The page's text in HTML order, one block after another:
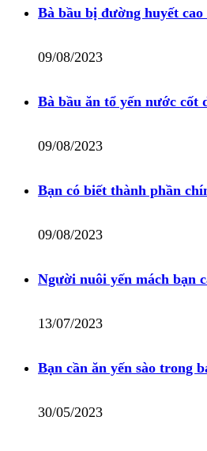
Bà bầu bị đường huyết cao
09/08/2023
Bà bầu ăn tổ yến nước cốt
09/08/2023
Bạn có biết thành phần
09/08/2023
Người nuôi yến mách bạn
13/07/2023
Bạn cần ăn yến sào trong
30/05/2023